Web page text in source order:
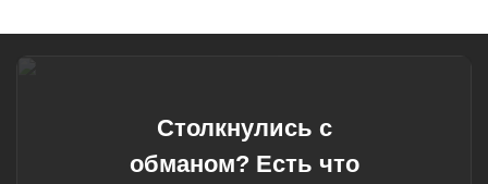
Столкнулись с
обманом? Есть что